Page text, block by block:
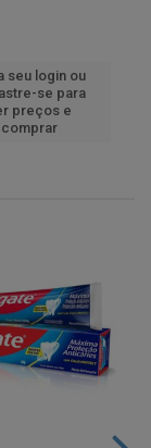
seu login ou
se para
preços e
comprar